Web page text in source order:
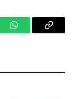
WhatsAppCopy